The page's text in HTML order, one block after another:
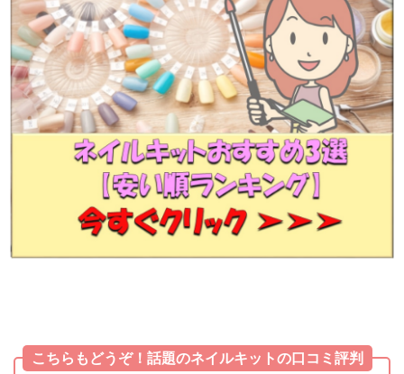
こちらもどうぞ！話題のネイルキットの口コミ評判